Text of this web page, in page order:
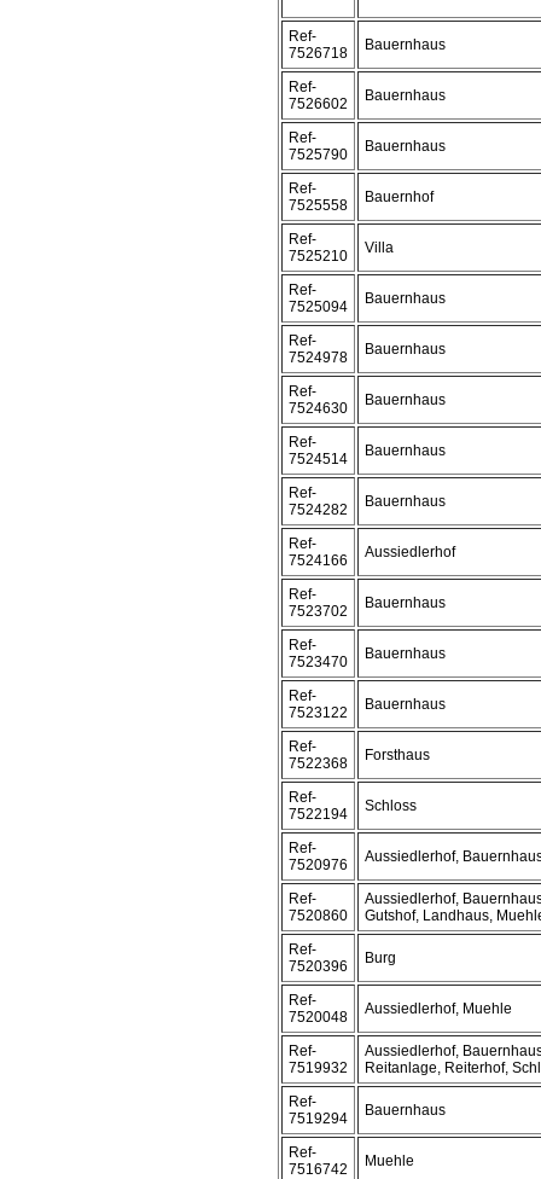
Ref-
7526718
Bauernhaus
Ref-
7526602
Bauernhaus
Ref-
7525790
Bauernhaus
Ref-
7525558
Bauernhof
Ref-
7525210
Villa
Ref-
7525094
Bauernhaus
Ref-
7524978
Bauernhaus
Ref-
7524630
Bauernhaus
Ref-
7524514
Bauernhaus
Ref-
7524282
Bauernhaus
Ref-
7524166
Aussiedlerhof
Ref-
7523702
Bauernhaus
Ref-
7523470
Bauernhaus
Ref-
7523122
Bauernhaus
Ref-
7522368
Forsthaus
Ref-
7522194
Schloss
Ref-
7520976
Aussiedlerhof,
Ref-
7520860
Aussiedlerhof,
Gutshof, Landhaus,
Ref-
7520396
Burg
Ref-
7520048
Aussiedlerhof, Muehle
Ref-
7519932
Aussiedlerhof,
Reitanlage, Reiterhof,
Ref-
7519294
Bauernhaus
Ref-
7516742
Muehle